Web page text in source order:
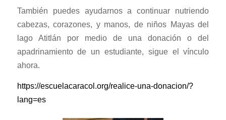
También puedes ayudarnos a continuar nutriendo
cabezas, corazones, y manos, de niños Mayas del
lago Atitlán por medio de una donación o del
apadrinamiento de un estudiante, sigue el vínculo
ahora.
https://escuelacaracol.org/realice-una-donacion/?
lang=es